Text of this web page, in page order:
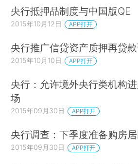
央行抵押品制度与中国版QE
2015年10月12日 APP打开
央行推广信贷资产质押再贷
2015年10月10日 APP打开
央行：允许境外央行类机构
场
2015年09月30日 APP打开
央行调查：下季度准备购房
2015年09月30日 APP打开